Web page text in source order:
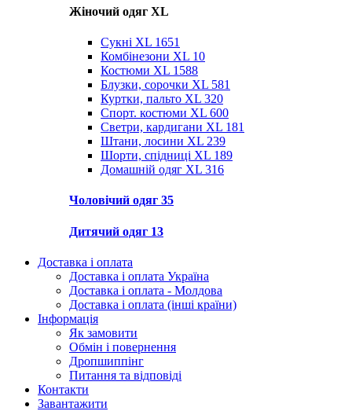
Жіночий одяг XL
Cукні XL 1651
Комбінезони XL 10
Костюми XL 1588
Блузки, сорочки XL 581
Куртки, пальто XL 320
Спорт. костюми XL 600
Светри, кардигани XL 181
Штани, лосини XL 239
Шорти, спідниці XL 189
Домашній одяг XL 316
Чоловічий одяг 35
Дитячий одяг 13
Доставка і оплата
Доставка і оплата Україна
Доставка і оплата - Молдова
Доставка і оплата (інші країни)
Інформація
Як замовити
Обмін і повернення
Дропшиппінг
Питання та відповіді
Контакти
Завантажити